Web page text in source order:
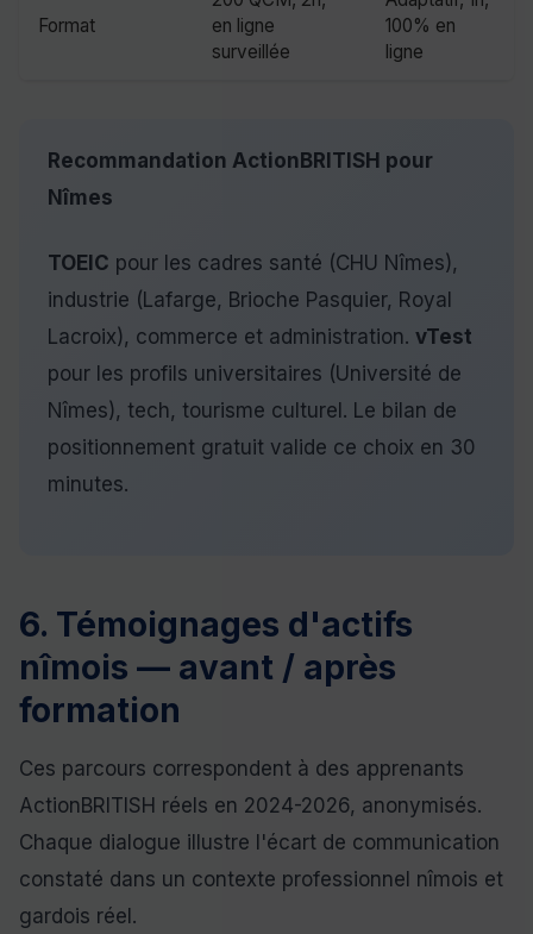
Format
en ligne
surveillée
100% en
ligne
Recommandation ActionBRITISH pour
Nîmes
TOEIC pour les cadres santé (CHU Nîmes),
industrie (Lafarge, Brioche Pasquier, Royal
Lacroix), commerce et administration. vTest
pour les profils universitaires (Université de
Nîmes), tech, tourisme culturel. Le bilan de
positionnement gratuit valide ce choix en 30
minutes.
6. Témoignages d'actifs
nîmois — avant / après
formation
Ces parcours correspondent à des apprenants
ActionBRITISH réels en 2024-2026, anonymisés.
Chaque dialogue illustre l'écart de communication
constaté dans un contexte professionnel nîmois et
gardois réel.